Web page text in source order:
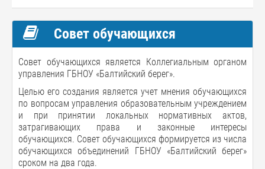
Совет обучающихся
Совет обучающихся является Коллегиальным органом
управления ГБНОУ «Балтийский берег».
Целью его создания является учет мнения обучающихся
по вопросам управления образовательным учреждением
и при принятии локальных нормативных актов,
затрагивающих права и законные интересы
обучающихся. Совет обучающихся формируется из числа
обучающихся объединений ГБНОУ «Балтийский берег»
сроком на два года.